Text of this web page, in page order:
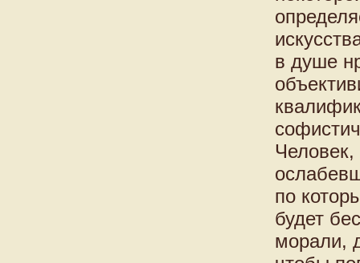
в душе
по
будет
морали,